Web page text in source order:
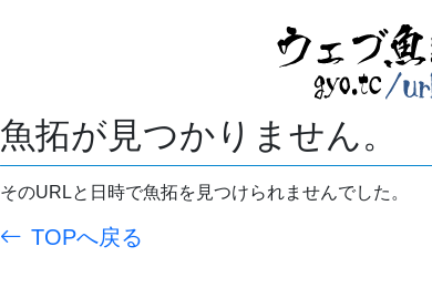
魚拓が見つかりません。
そのURLと日時で魚拓を見つけられませんでした。
TOPへ戻る